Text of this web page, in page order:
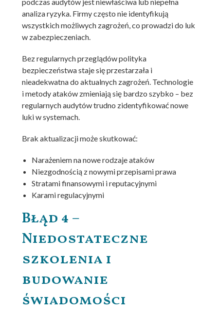
analiza ryzyka. Firmy często nie identyfikują
wszystkich możliwych zagrożeń, co prowadzi do luk
w zabezpieczeniach.
Bez regularnych przeglądów polityka
bezpieczeństwa staje się przestarzała i
nieadekwatna do aktualnych zagrożeń. Technologie
i metody ataków zmieniają się bardzo szybko – bez
regularnych audytów trudno zidentyfikować nowe
luki w systemach.
Brak aktualizacji może skutkować:
Narażeniem na nowe rodzaje ataków
Niezgodnością z nowymi przepisami prawa
Stratami finansowymi i reputacyjnymi
Karami regulacyjnymi
Błąd 4 –
Niedostateczne
szkolenia i
budowanie
świadomości